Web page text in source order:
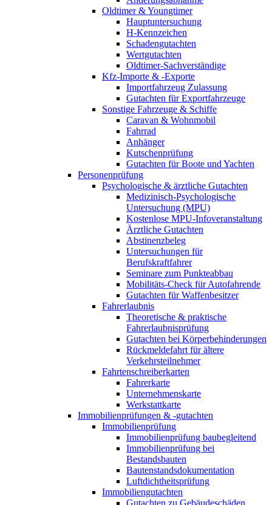
Oldtimer & Youngtimer
Hauptuntersuchung
H-Kennzeichen
Schadengutachten
Wertgutachten
Oldtimer-Sachverständige
Kfz-Importe & -Exporte
Importfahrzeug Zulassung
Gutachten für Exportfahrzeuge
Sonstige Fahrzeuge & Schiffe
Caravan & Wohnmobil
Fahrrad
Anhänger
Kutschenprüfung
Gutachten für Boote und Yachten
Personenprüfung
Psychologische & ärztliche Gutachten
Medizinisch-Psychologische
Untersuchung (MPU)
Kostenlose MPU-Infoveranstaltung
Ärztliche Gutachten
Abstinenzbeleg
Untersuchungen für
Berufskraftfahrer
Seminare zum Punkteabbau
Mobilitäts-Check für Autofahrende
Gutachten für Waffenbesitzer
Fahrerlaubnis
Theoretische & praktische
Fahrerlaubnisprüfung
Gutachten bei Körperbehinderungen
Rückmeldefahrt für ältere
Verkehrsteilnehmer
Fahrtenschreiberkarten
Fahrerkarte
Unternehmenskarte
Werkstattkarte
Immobilienprüfungen & -gutachten
Immobilienprüfung
Immobilienprüfung baubegleitend
Immobilienprüfung bei
Bestandsbauten
Bautenstandsdokumentation
Luftdichtheitsprüfung
Immobiliengutachten
Gutachten zu Gebäudeschäden